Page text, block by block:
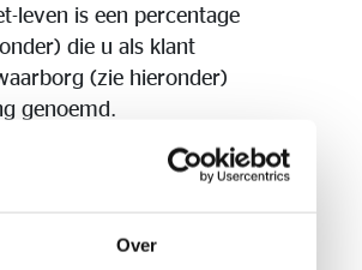
Over
leven is een percentage
die u als klant
(zie hieronder)
genoemd.
het premiegedeelte dat